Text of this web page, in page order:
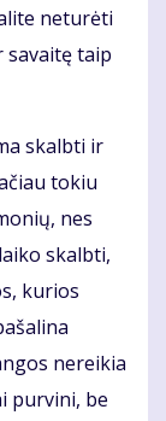
neturėti
taip
skalbti ir
tokiu
nes
skalbti,
kurios
nereikia
purvini, be